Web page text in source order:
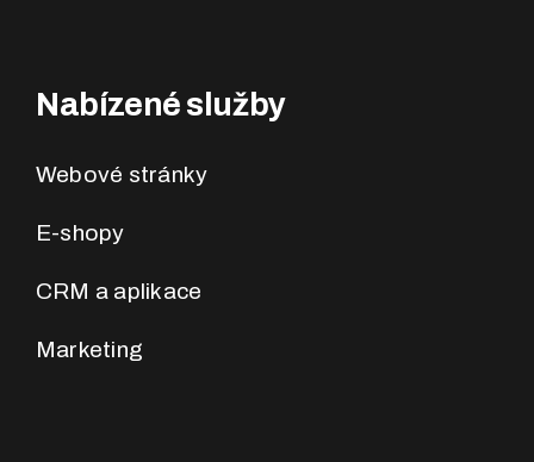
Nabízené služby
Webové stránky
E-shopy
CRM a aplikace
Marketing